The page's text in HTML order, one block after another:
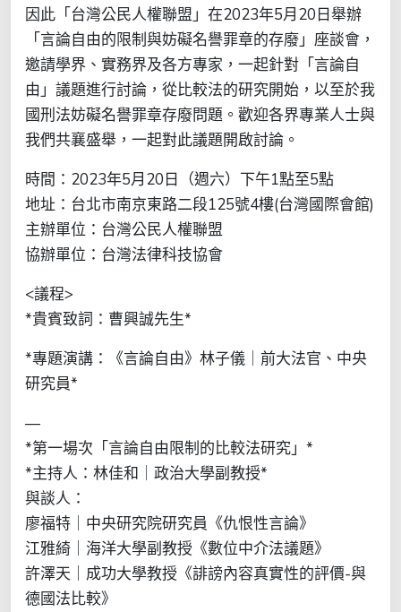
因此「台灣公民人權聯盟」在2023年5月20日舉辦
「言論自由的限制與妨礙名譽罪章的存廢」座談會，
邀請學界、實務界及各方專家，一起針對「言論自
由」議題進行討論，從比較法的研究開始，以至於我
國刑法妨礙名譽罪章存廢問題。歡迎各界專業人士與
我們共襄盛舉，一起對此議題開啟討論。
時間：2023年5月20日（週六）下午1點至5點
地址：台北市南京東路二段125號4樓(台灣國際會館)
主辦單位：台灣公民人權聯盟
協辦單位：台灣法律科技協會
<議程>
*貴賓致詞：曹興誠先生*
*專題演講：《言論自由》林子儀｜前大法官、中央
研究員*
—
*第一場次「言論自由限制的比較法研究」*
*主持人：林佳和｜政治大學副教授*
與談人：
廖福特｜中央研究院研究員《仇恨性言論》
江雅綺｜海洋大學副教授《數位中介法議題》
許澤天｜成功大學教授《誹謗內容真實性的評價-與
德國法比較》